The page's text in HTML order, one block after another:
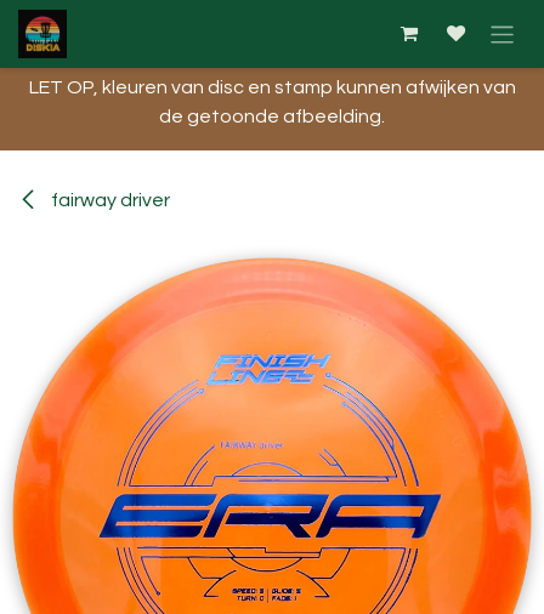
Overslaan naar inhoud
LET OP, kleuren van disc en stamp kunnen afwijken van
de getoonde afbeelding.​
fairway driver